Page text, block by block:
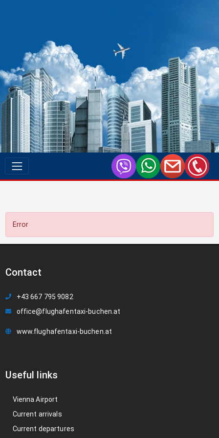
Error
Contact
+43 667 795 9082
office@flughafentaxi-buchen.at
www.flughafentaxi-buchen.at
Useful links
Vienna Airport
Current arrivals
Current departures